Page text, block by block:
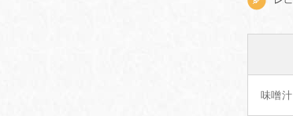
味噌汁